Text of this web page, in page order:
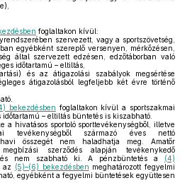
foglaltakon kívül:
szervezett, vagy a sportszövetség,
egyébként szereplő versenyen, mérkőzésen,
által szervezett edzésen, edzőtáborban való
időtartamú – eltiltás,
és az átigazolási szabályok megsértése
átigazolásból legfeljebb két évre történő
bekezdésben foglaltakon kívül a sportszakmai
– eltiltás büntetés is kiszabható.
a hivatásos sportoló sporttevékenységből, illetve
tevékenységből származó éves nettó
összegét nem haladhatja meg. Amatőr
szerződés alapján tevékenykedő
nem szabható ki. A pénzbüntetés a (4)
az (5)–(6) bekezdésben meghatározott fegyelmi
egyébként a fegyelmi büntetések együttesen